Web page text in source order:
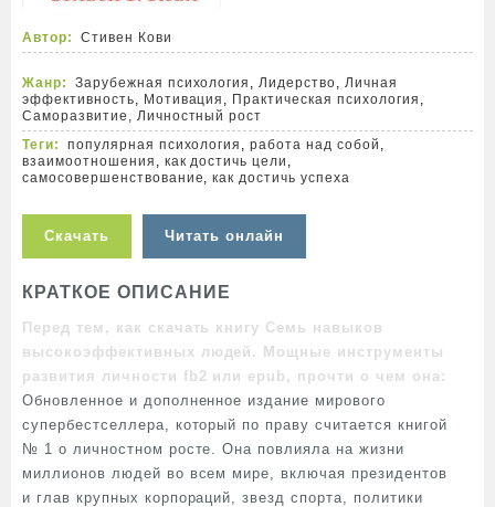
Автор: Стивен Кови
Жанр: Зарубежная психология ,Лидерство,Личная
эффективность, Мотивация , Практическая психология ,
Саморазвитие, Личностный рост
Теги:
популярная психология ,работа над собой ,
взаимоотношения , как достичь цели ,
самосовершенствование,как достичь успеха
Скачать Читать онлайн
КРАТКОЕ ОПИСАНИЕ
Перед тем, как скачать книгу Семь навыков
высокоэффективных людей. Мощные инструменты
развития личности fb2 или epub, прочти о чем она:
Обновленное и дополненное издание мирового
супербестселлера, который по праву считается книгой
№ 1 о личностном росте. Она повлияла на жизни
миллионов людей во всем мире, включая президентов
и глав крупных корпораций, звезд спорта, политики